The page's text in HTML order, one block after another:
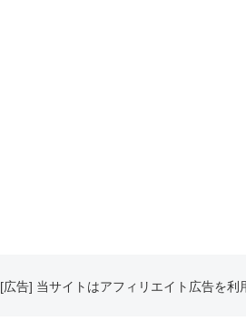
[広告] 当サイトはアフィリエイト広告を利